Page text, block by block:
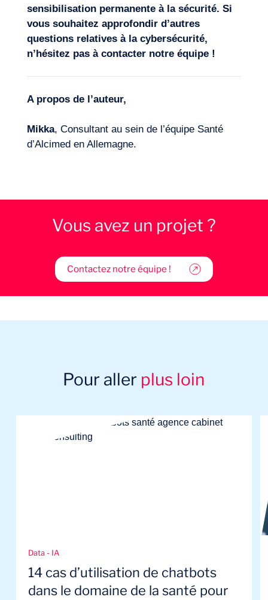
sensibilisation permanente à la sécurité. Si
vous souhaitez approfondir d’autres
questions relatives à la cybersécurité,
n’hésitez pas à contacter notre équipe!
A propos de l’auteur,
Mikka, Consultant au sein de l’équipe Santé
d’Alcimed en Allemagne.
Vous avez un projet ?
Contactez notre équipe !
Pour aller plus loin
Data - IA
14 cas d’utilisation de chatbots
dans le domaine de la santé pour